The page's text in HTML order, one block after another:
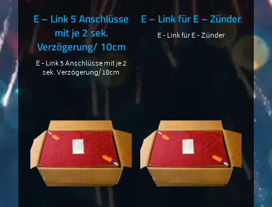
E – Link 5 Anschlüsse
mit je 2 sek.
Verzögerung/ 10cm
E - Link 5 Anschlüsse mit je 2
sek. Verzögerung/ 10cm
E – Link für E – Zünder
E - Link für E - Zünder